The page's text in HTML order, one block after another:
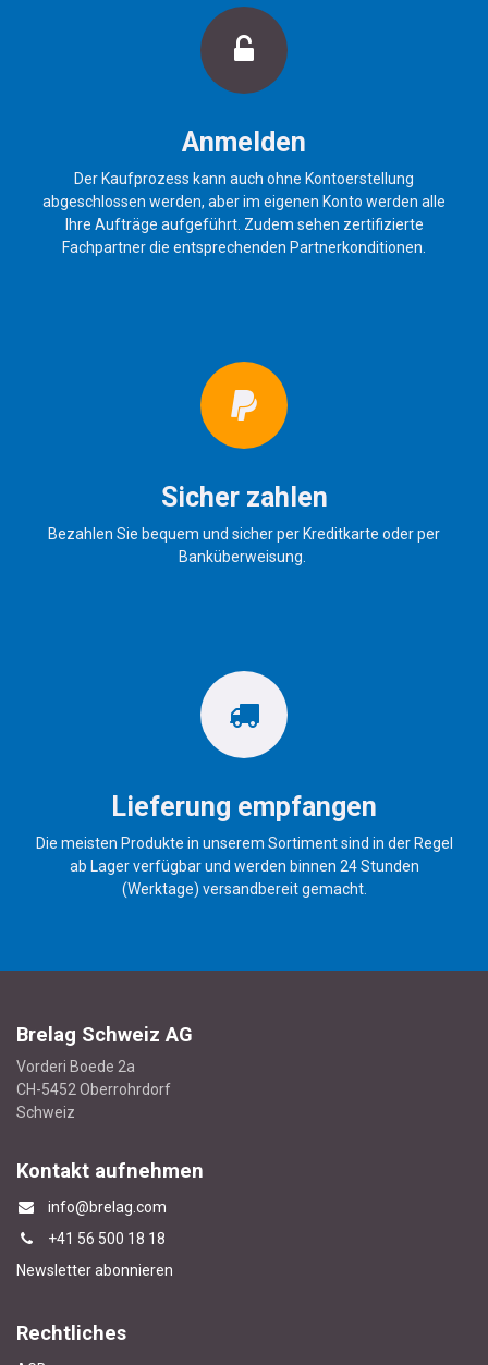
Anmelden
Der Kaufprozess kann auch ohne Kontoerstellung
abgeschlossen werden, aber im eigenen Konto werden alle
Ihre Aufträge aufgeführt. Zudem sehen zertifizierte
Fachpartner die entsprechenden Partnerkonditionen.
Sicher zahlen
Bezahlen Sie bequem und sicher per Kreditkarte oder per
Banküberweisung.
Lieferung empfangen
Die meisten Produkte in unserem Sortiment sind in der Regel
ab Lager verfügbar und werden binnen 24 Stunden
(Werktage) versandbereit gemacht.
Brelag Schweiz AG
Vorderi Boede 2a
CH-5452 Oberrohrdorf
Schweiz
Kontakt aufnehmen
info@brelag.com
+41 56 500 18 18
Newsletter abonnieren
Rechtliches